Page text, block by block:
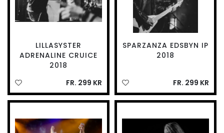
LILLASYSTER
ADRENALINE CRUICE
2018
FR. 299 KR
SPARZANZA EDSBYN IP
2018
FR. 299 KR